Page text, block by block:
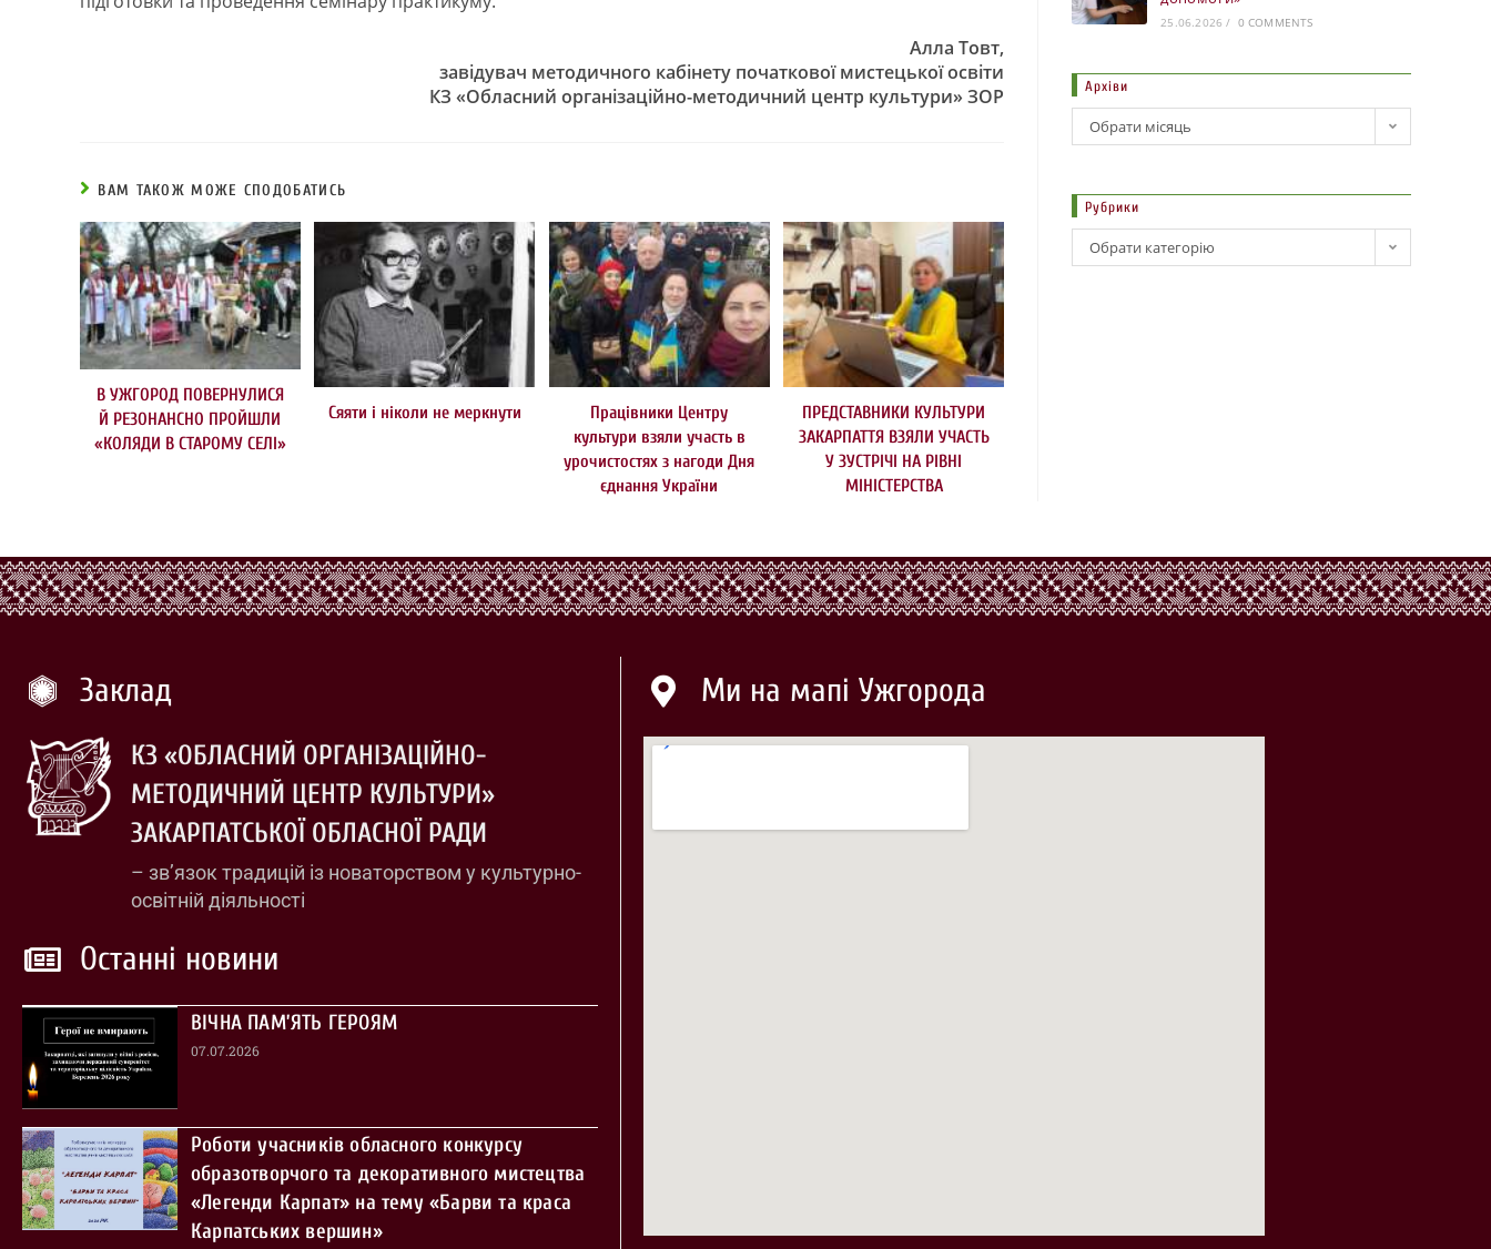
Алла Товт,
завідувач методичного кабінету початкової мистецької освіти
КЗ «Обласний організаційно-методичний центр культури» ЗОР
ВАМ ТАКОЖ МОЖЕ СПОДОБАТИСЬ
В УЖГОРОД ПОВЕРНУЛИСЯ
Й РЕЗОНАНСНО ПРОЙШЛИ
«КОЛЯДИ В СТАРОМУ СЕЛІ»
Сяяти і ніколи не меркнути
Працівники Центру
культури взяли участь в
урочистостях з нагоди Дня
єднання України
ПРЕДСТАВНИКИ КУЛЬТУРИ
ЗАКАРПАТТЯ ВЗЯЛИ УЧАСТЬ
У ЗУСТРІЧІ НА РІВНІ
МІНІСТЕРСТВА
25.06.2026 / 0 COMMENTS
Архіви
Обрати місяць
Рубрики
Обрати категорію
Заклад
КЗ «ОБЛАСНИЙ ОРГАНІЗАЦІЙНО-
МЕТОДИЧНИЙ ЦЕНТР КУЛЬТУРИ»
ЗАКАРПАТСЬКОЇ ОБЛАСНОЇ РАДИ
– зв’язок традицій із новаторством у культурно-
освітній діяльності
Останні новини
ВІЧНА ПАМ’ЯТЬ ГЕРОЯМ
07.07.2026
Роботи учасників обласного конкурсу
образотворчого та декоративного мистецтва
«Легенди Карпат» на тему «Барви та краса
Карпатських вершин»
Ми на мапі Ужгорода